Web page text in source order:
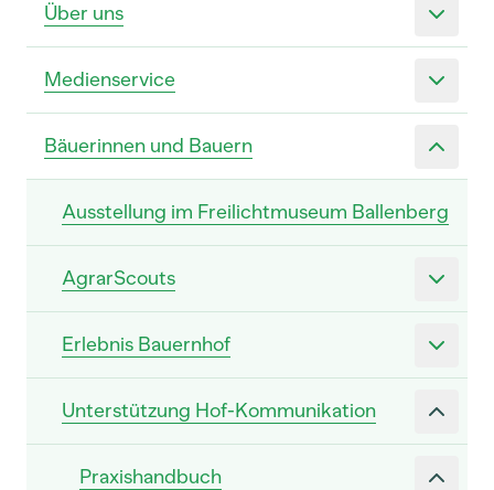
Über uns
Medienservice
Bäuerinnen und Bauern
Ausstellung im Freilichtmuseum Ballenberg
AgrarScouts
Erlebnis Bauernhof
Unterstützung Hof-Kommunikation
Praxishandbuch